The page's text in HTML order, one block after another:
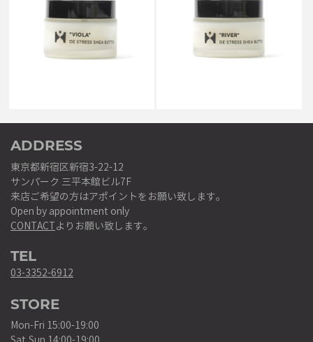
DE STRESS SHEA BUTTER
"VIOLA"
￥4,400
DE STRESS SHEA BUTTER
"RIVER"
￥4,400
ADDRESS
東京都新宿区新宿3-22-12
サンパーク 三平本館ビル7F
来店ご希望の方はアポイントをお願い致します。
Open by appointment only
CONTACTよりお願い致します。
TEL
03-3352-6912
STORE
Mon-Fri 15:00-19:00